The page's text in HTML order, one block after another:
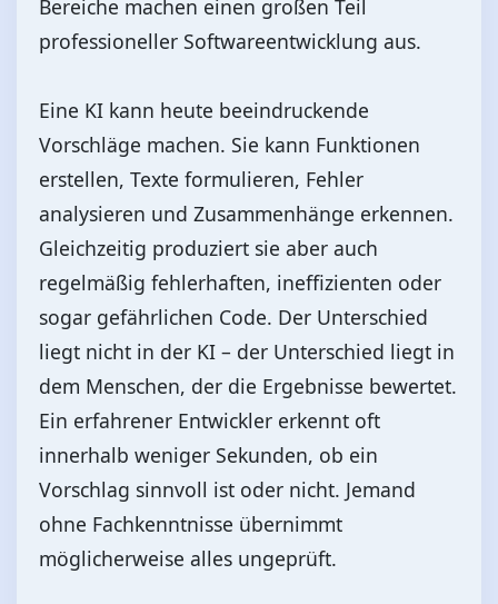
Bereiche machen einen großen Teil
professioneller Softwareentwicklung aus.
Eine KI kann heute beeindruckende
Vorschläge machen. Sie kann Funktionen
erstellen, Texte formulieren, Fehler
analysieren und Zusammenhänge erkennen.
Gleichzeitig produziert sie aber auch
regelmäßig fehlerhaften, ineffizienten oder
sogar gefährlichen Code. Der Unterschied
liegt nicht in der KI – der Unterschied liegt in
dem Menschen, der die Ergebnisse bewertet.
Ein erfahrener Entwickler erkennt oft
innerhalb weniger Sekunden, ob ein
Vorschlag sinnvoll ist oder nicht. Jemand
ohne Fachkenntnisse übernimmt
möglicherweise alles ungeprüft.